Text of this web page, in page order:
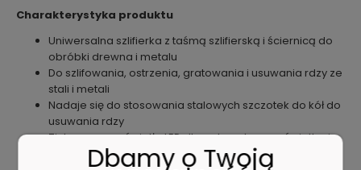
Charakterystyka produktu
Uniwersalna szlifierka z taśmą szlifierską i ściernicą do
obróbki drewna i metalu
Do szlifowania, ostrzenia, gratowania i usuwania rdzy ze
stali i metali
Nadaje się do stosowania stalowych szczotek do kół do
usuwania rdzy
Zintegrowane światło LED dla optymalnego oświetlenia
obszaru roboczego
Dbamy o Twoją